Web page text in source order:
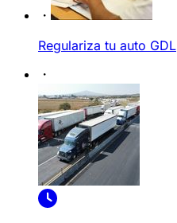
Regulariza tu auto GDL